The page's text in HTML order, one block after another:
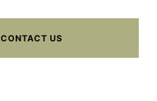
CONTACT US